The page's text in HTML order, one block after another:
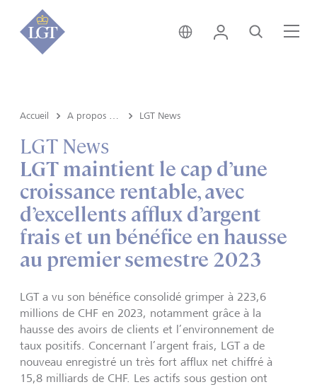
Suisse • français
Login Recherche
Accueil LGT News
LGT News
LGT maintient le cap d’une
croissance rentable, avec
d’excellents afflux d’argent
frais et un bénéfice en hausse
au premier semestre 2023
LGT a vu son bénéfice consolidé grimper à 223,6
millions de CHF en 2023, notamment grâce à la
hausse des avoirs de clients et l’environnement de
taux positifs. Concernant l’argent frais, LGT a de
nouveau enregistré un très fort afflux net chiffré à
15,8 milliards de CHF. Les actifs sous gestion ont